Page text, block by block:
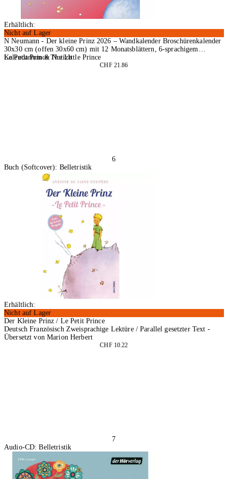
Erhältlich:
Nicht auf Lager
N Neumann - Der kleine Prinz 2026 – Wandkalender Broschürenkalender
30x30 cm (offen 30x60 cm) mit 12 Monatsblättern, 6-sprachigem
Kalendarium & Notizb
Le Petit Prince The Little Prince
CHF 21.86
6
Buch (Softcover): Belletristik
Erhältlich:
Nicht auf Lager
Der Kleine Prinz / Le Petit Prince
Deutsch Französisch Zweisprachige Lektüre / Parallel gesetzter Text -
Übersetzt von Marion Herbert
CHF 10.22
7
Audio-CD: Belletristik